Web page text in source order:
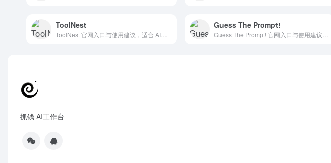
ToolNest Guess The Prompt!
抓钱 AI工作台